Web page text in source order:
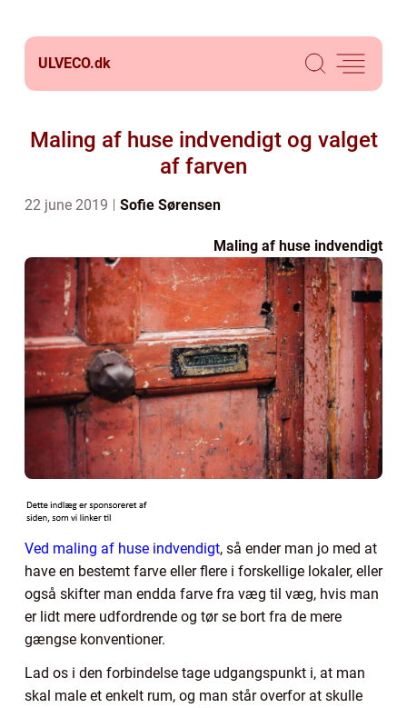
ULVECO.dk
Maling af huse indvendigt og valget
af farven
22 june 2019 Sofie Sørensen
Maling af huse indvendigt
Ved maling af huse indvendigt, så ender man jo med at
have en bestemt farve eller flere i forskellige lokaler, eller
også skifter man endda farve fra væg til væg, hvis man
er lidt mere udfordrende og tør se bort fra de mere
gængse konventioner.
Lad os i den forbindelse tage udgangspunkt i, at man
skal male et enkelt rum, og man står overfor at skulle